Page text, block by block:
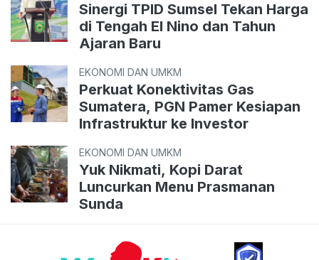
Sinergi TPID Sumsel Tekan Harga
di Tengah El Nino dan Tahun
Ajaran Baru
EKONOMI DAN UMKM
Perkuat Konektivitas Gas
Sumatera, PGN Pamer Kesiapan
Infrastruktur ke Investor
EKONOMI DAN UMKM
Yuk Nikmati, Kopi Darat
Luncurkan Menu Prasmanan
Sunda